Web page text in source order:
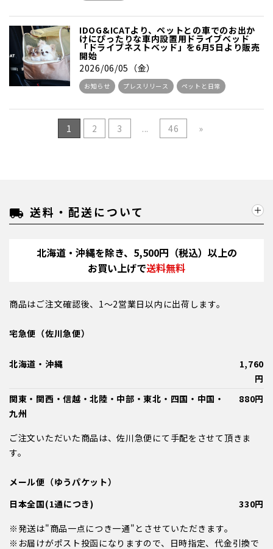
IDOG&ICATより、ペットとの車でのお出か
けにぴったりな車内設置用ドライブベッド
「ドライブネストベッド」を6月5日より販売
開始
2026/06/05（金）
お知らせ プレスリリース ペットと日常
1 2 3 ... 46 »
local_shipping 送料・配送について
北海道・沖縄を除き、5,500円（税込）以上の
お買い上げで送料無料
商品はご注文確認後、1～2営業日以内に出荷します。
宅急便（佐川急便）
北海道・沖縄
1,760
円
関東・関西・信越・北陸・中部・東北・四国・中国・
九州
880円
ご注文いただいた商品は、佐川急便にて手配をさせて頂きま
す。
メール便（ゆうパケット）
日本全国(1通につき)
330円
※発送は"商品一点につき一通"とさせていただきます。
※お届けがポスト投函になりますので、日時指定、代金引換で